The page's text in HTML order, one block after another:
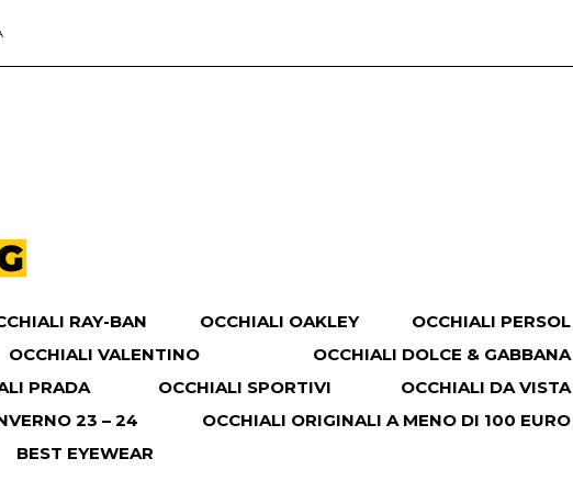
RAY-BAN OCCHIALI OAKLEY
OCCHIALI PERSOL
OCCHIALI VALENTINO
OCCHIALI DOLCE & GABBANA
PRADA OCCHIALI SPORTIVI
OCCHIALI DA VISTA
23 – 24
OCCHIALI ORIGINALI A MENO DI 100 EURO
BEST EYEWEAR